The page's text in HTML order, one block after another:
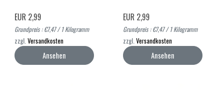
EUR 2,99
Grundpreis : €7,47 / 1 Kilogramm
zzgl. Versandkosten
Ansehen
EUR 2,99
Grundpreis : €7,47 / 1 Kilogramm
zzgl. Versandkosten
Ansehen